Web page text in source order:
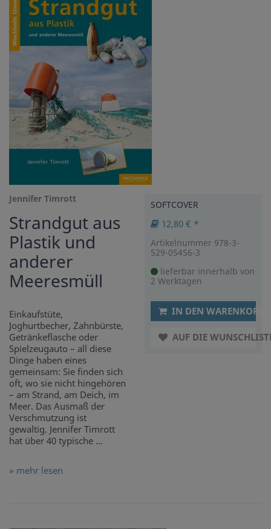
Jennifer Timrott
Strandgut aus
Plastik und
anderer
Meeresmüll
Einkaufstüte,
Joghurtbecher, Zahnbürste,
Getränkeflasche oder
Spielzeugauto – all diese
Dinge haben eines
gemeinsam: Sie finden sich
oft, wo sie nicht hingehören
– am Strand, am Deich, im
Meer. Das Ausmaß der
Verschmutzung ist
gewaltig. Jennifer Timrott
hat über 40 typische ...
» mehr lesen
SOFTCOVER
12,80 € *
Artikelnummer 978-3-
529-05456-3
lieferbar innerhalb von
2 Werktagen
IN DEN WARENKORB
AUF DIE